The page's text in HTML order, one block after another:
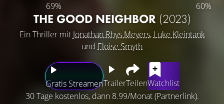
69% 60%
THE GOOD NEIGHBOR (2023)
Ein Thriller mit Jonathan Rhys Meyers, Luke Kleintank
und Eloise Smyth
Gratis StreamenTrailerTeilenWatchlist
30 Tage kostenlos, dann 8.99/Monat (Partnerlink).